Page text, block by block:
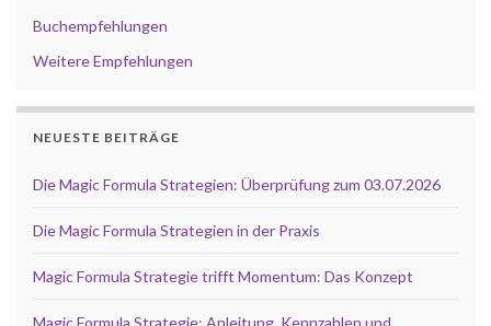
Buchempfehlungen
Weitere Empfehlungen
NEUESTE BEITRÄGE
Die Magic Formula Strategien: Überprüfung zum 03.07.2026
Die Magic Formula Strategien in der Praxis
Magic Formula Strategie trifft Momentum: Das Konzept